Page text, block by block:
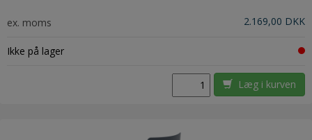
ex. moms 2.169,00 DKK
Ikke på lager
Læg i kurven